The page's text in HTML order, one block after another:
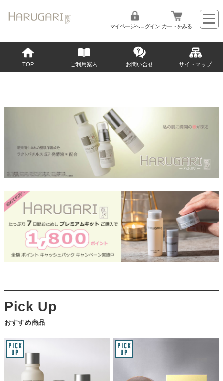
マイページへログイン カートをみる
TOP ご利用案内 お問い合せ サイトマップ
おすすめ商品